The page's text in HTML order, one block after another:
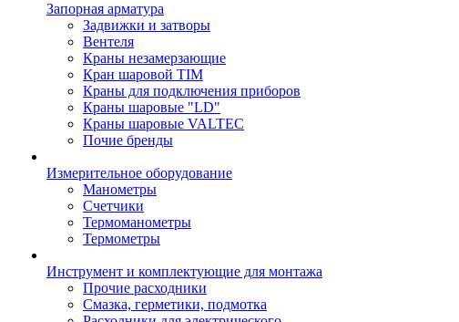
Запорная арматура
Задвижки и затворы
Вентеля
Краны незамерзающие
Кран шаровой TIM
Краны для подключения приборов
Краны шаровые "LD"
Краны шаровые VALTEC
Почие бренды
Измерительное оборудование
Манометры
Счетчики
Термоманометры
Термометры
Инструмент и комплектующие для монтажа
Прочие расходники
Смазка, герметики, подмотка